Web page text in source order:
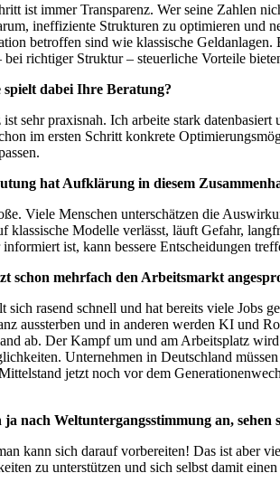
ist immer Transparenz. Wer seine Zahlen
ineffiziente Strukturen zu optimieren und
betroffen sind wie klassische
richtiger Struktur – steuerliche Vorteile
dabei Ihre Beratung?
sehr praxisnah. Ich arbeite stark
im ersten Schritt konkrete
hat Aufklärung in diesem
Viele Menschen unterschätzen die
klassische Modelle verlässt, läuft Gefahr,
ist, kann bessere Entscheidungen
schon mehrfach den Arbeitsmarkt
sich rasend schnell und hat bereits viele Jobs
aussterben und in anderen werden KI und
ab. Der Kampf um und am Arbeitsplatz
Unternehmen in Deutschland
jetzt noch vor dem
nach Weltuntergangsstimmung an,
kann sich darauf vorbereiten! Das ist aber
zu unterstützen und sich selbst damit